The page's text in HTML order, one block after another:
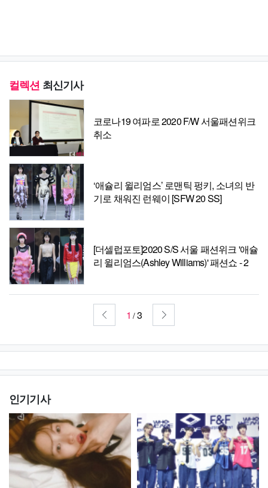
컬렉션 최신기사
코로나19 여파로 2020 F/W 서울패션위크
취소
‘애슐리 윌리엄스’ 로맨틱 펑키, 소녀의 반
기로 채워진 런웨이 [SFW 20 SS]
[더셀럽포토]2020 S/S 서울 패션위크 '애슐
리 윌리엄스(Ashley Williams)' 패션쇼 - 2
1 /3
인기기사